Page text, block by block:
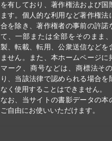
を有しており、著作権法および
ます。個人的な利用など著作権
合を除き、著作権者の事前の許諾
て、一部または全部をそのまま
製、転載、転用、公衆送信などを
ません。また、本ホームページ
マーク、商号などは、商標法そ
り、当該法律で認められる場合
なく使用することはできません。
なお、当サイトの書影データの本
ご自由にお使いいただけます。